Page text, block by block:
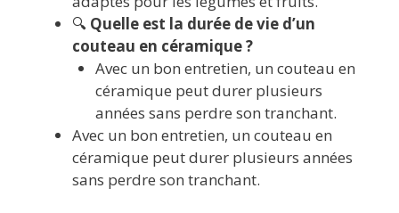
🔍 Quelle est la durée de vie d’un
couteau en céramique ?
Avec un bon entretien, un couteau en
céramique peut durer plusieurs
années sans perdre son tranchant.
Avec un bon entretien, un couteau en
céramique peut durer plusieurs années
sans perdre son tranchant.